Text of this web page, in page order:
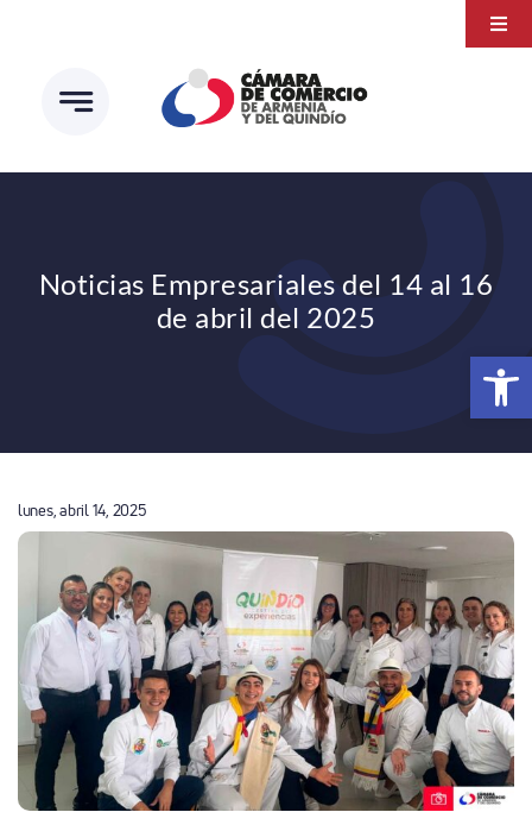
Abrir
contenido
Noticias Empresariales del 14 al 16
de abril del 2025
lunes, abril 14, 2025